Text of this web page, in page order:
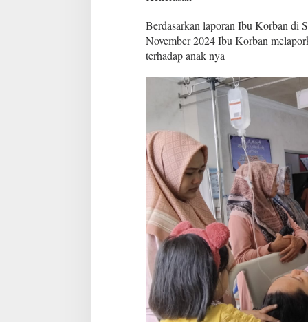
d
d
u
g
T
i
n
k
p
i
d
a
n
a
K
e
k
e
r
a
s
a
Berdasarkan laporan Ibu Korban di
November 2024 Ibu Korban
terhadap anak nya